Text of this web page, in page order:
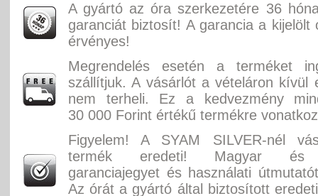
A gyártó az óra szerkezetére 36
garanciát biztosít! A garancia a kijelölt
érvényes!
Megrendelés esetén a terméket
szállítjuk. A vásárlót a vételáron kívül
nem terheli. Ez a kedvezmény
30 000 Forint értékű termékre
Figyelem! A SYAM SILVER-nél
termék eredeti! Magyar és
garanciajegyet és használati
Az órát a gyártó által biztosított